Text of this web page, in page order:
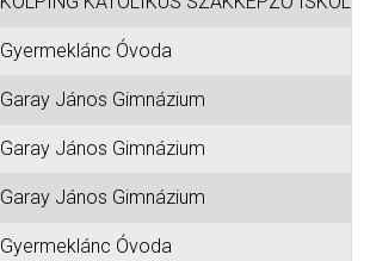
Gyermeklánc Óvoda
Garay János Gimnázium
Garay János Gimnázium
Garay János Gimnázium
Gyermeklánc Óvoda